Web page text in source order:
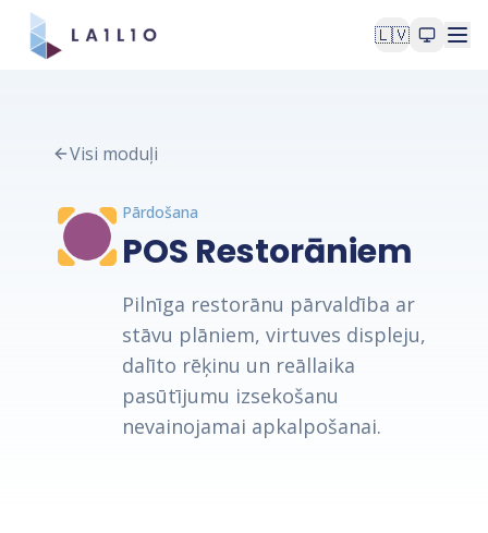
🇱🇻
Visi moduļi
Pārdošana
POS Restorāniem
Pilnīga restorānu pārvaldība ar
stāvu plāniem, virtuves displeju,
dalīto rēķinu un reāllaika
pasūtījumu izsekošanu
nevainojamai apkalpošanai.